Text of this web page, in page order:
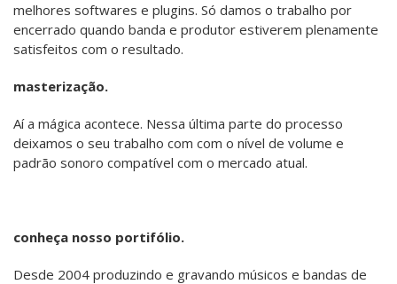
Desenvolvemos projetos únicos que
valorizam a sua música causando
Especialistas no melhor do rock n' roll
e Heavy metal. Utilizamos
oferecer uma gravação de alta
qualidade!
Produzindo e gravando músicos e
bandas de altíssimo nível!
melhores softwares e plugins. Só damos o trabalho por
encerrado quando banda e produtor estiverem plenamente
satisfeitos com o resultado.
masterização.
Aí a mágica acontece. Nessa última parte do processo
deixamos o seu trabalho com com o nível de volume e
padrão sonoro compatível com o mercado atual.
conheça nosso portifólio.
Desde 2004 produzindo e gravando músicos e bandas de